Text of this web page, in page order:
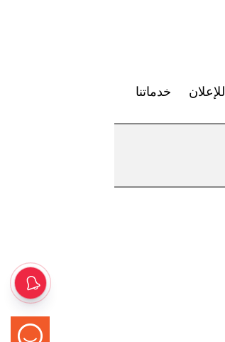
للإعلان خدماتنا